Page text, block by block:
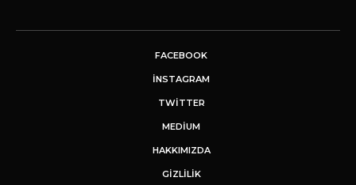
FACEBOOK
INSTAGRAM
TWITTER
MEDIUM
HAKKIMIZDA
GİZLİLİK